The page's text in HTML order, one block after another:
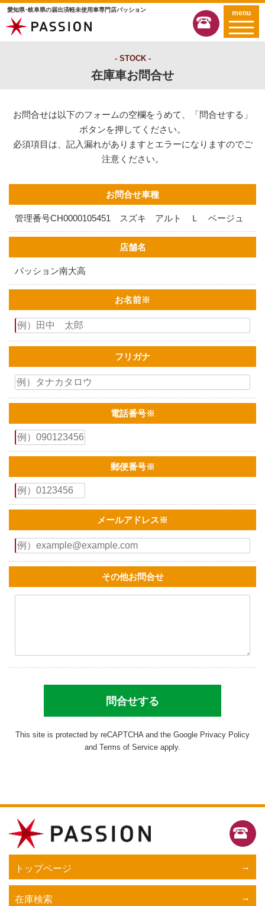
愛知県･岐阜県の届出済軽未使用車専門店パッション menu
STOCK
在庫車お問合せ
お問合せは以下のフォームの空欄をうめて、「問合せする」
ボタンを押してください。
必須項目は、記入漏れがありますとエラーになりますのでご
注意ください。
お問合せ車種
管理番号CH0000105451 スズキ アルト Ｌ ベージュ
店舗名
パッション南大高
お名前※
フリガナ
電話番号※
郵便番号※
メールアドレス※
その他お問合せ
This site is protected by reCAPTCHA and the Google Privacy Policy
and Terms of Service apply.
トップページ
在庫検索